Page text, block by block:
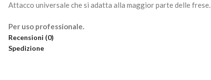
Attacco universale che si adatta alla maggior parte delle frese.
Per uso professionale.
Recensioni (0)
Spedizione